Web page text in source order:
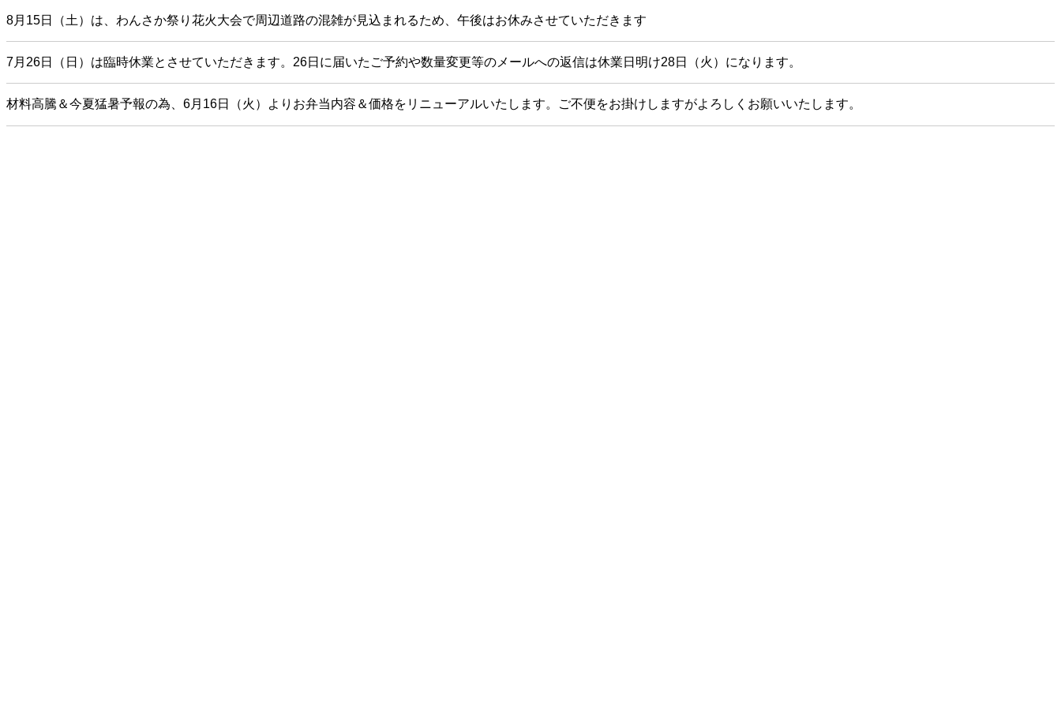
8月15日（土）は、わんさか祭り花火大会で周辺道路の混雑が見込まれるため、午後はお休みさせていただきます
7月26日（日）は臨時休業とさせていただきます。26日に届いたご予約や数量変更等のメールへの返信は休業日明け28日（火）になります。
材料高騰＆今夏猛暑予報の為、6月16日（火）よりお弁当内容＆価格をリニューアルいたします。ご不便をお掛けしますがよろしくお願いいたします。